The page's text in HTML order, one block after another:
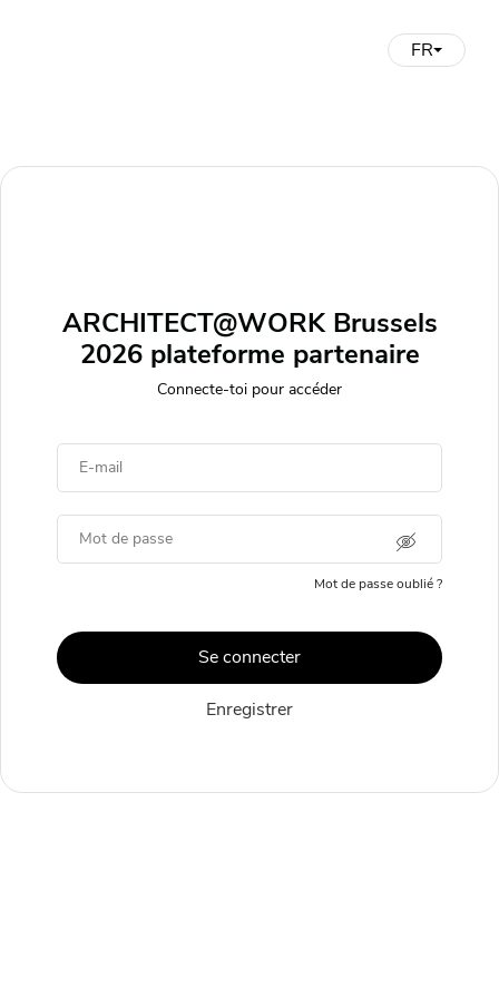
FR
ARCHITECT@WORK Brussels
2026 plateforme partenaire
Connecte-toi pour accéder
E-mail
Mot de passe
Mot de passe oublié ?
Se connecter
Enregistrer